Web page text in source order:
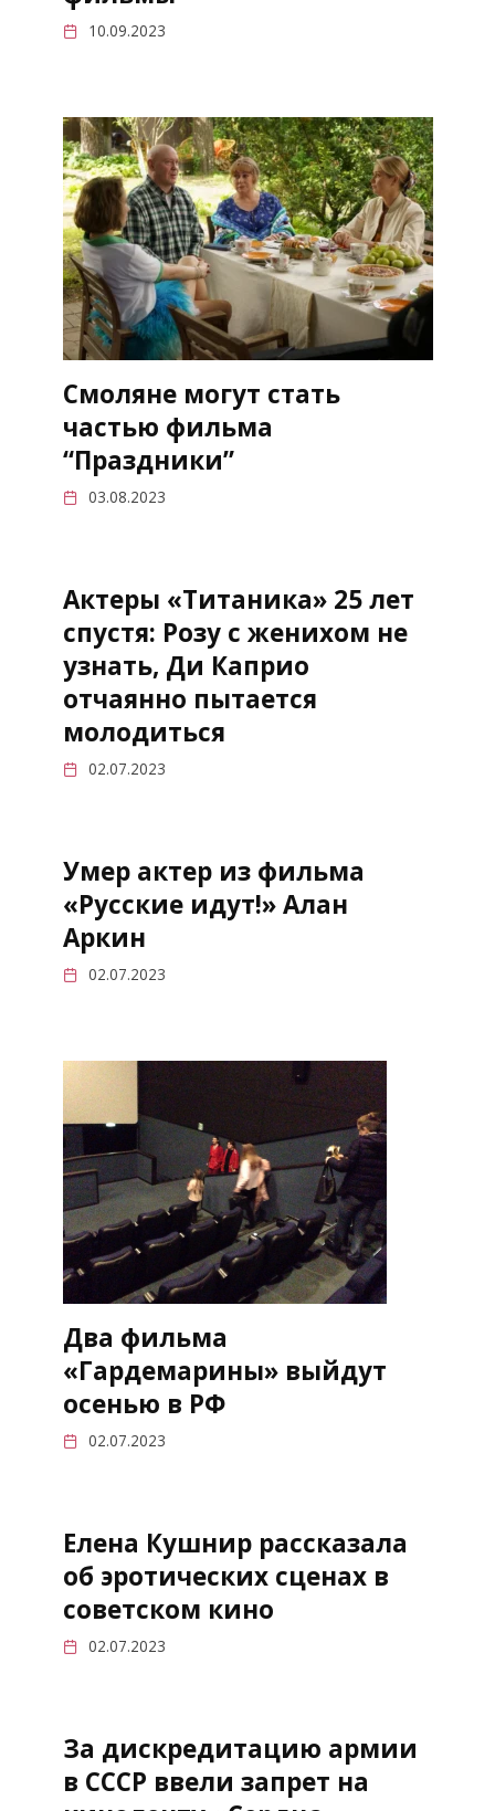
10.09.2023
Смоляне могут стать
частью фильма
“Праздники”
03.08.2023
Актеры «Титаника» 25 лет
спустя: Розу с женихом не
узнать, Ди Каприо
отчаянно пытается
молодиться
02.07.2023
Умер актер из фильма
«Русские идут!» Алан
Аркин
02.07.2023
Два фильма
«Гардемарины» выйдут
осенью в РФ
02.07.2023
Елена Кушнир рассказала
об эротических сценах в
советском кино
02.07.2023
За дискредитацию армии
в СССР ввели запрет на